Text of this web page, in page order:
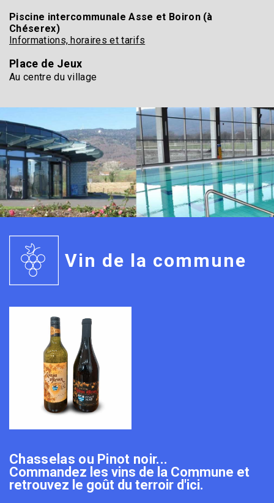
Piscine intercommunale Asse et Boiron (à
Chéserex)
Informations, horaires et tarifs
Place de Jeux
Au centre du village
Vin de la commune
Chasselas ou Pinot noir...
Commandez les vins de la Commune et
retrouvez le goût du terroir d'ici.